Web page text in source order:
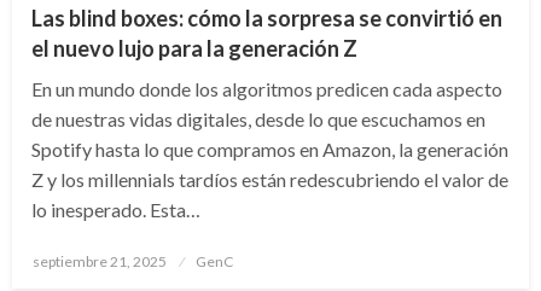
Las blind boxes: cómo la sorpresa se convirtió en
el nuevo lujo para la generación Z
En un mundo donde los algoritmos predicen cada aspecto
de nuestras vidas digitales, desde lo que escuchamos en
Spotify hasta lo que compramos en Amazon, la generación
Z y los millennials tardíos están redescubriendo el valor de
lo inesperado. Esta…
Publicado
septiembre 21, 2025 GenC